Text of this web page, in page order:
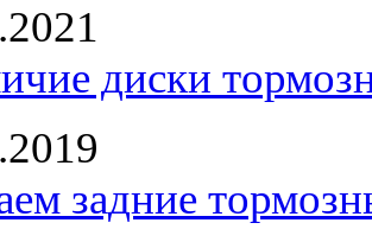
диски
задние